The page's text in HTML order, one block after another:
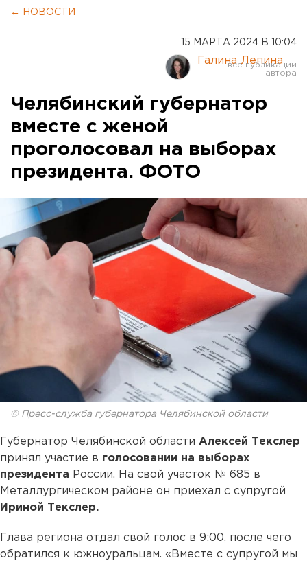
← НОВОСТИ
15 МАРТА 2024 В 10:04
Галина Лепина
Челябинский губернатор
вместе с женой
проголосовал на выборах
президента. ФОТО
© Пресс-служба губернатора Челябинской области
Губернатор Челябинской области Алексей Текслер
принял участие в голосовании на выборах
президента России. На свой участок № 685 в
Металлургическом районе он приехал с супругой
Ириной Текслер.
Глава региона отдал свой голос в 9:00, после чего
обратился к южноуральцам. «Вместе с супругой мы